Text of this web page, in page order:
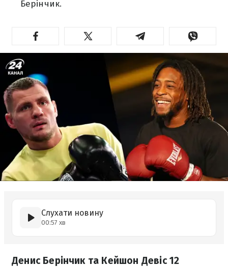
Берінчик.
Слухати новину
00:57 хв
Денис Берінчик та Кейшон Девіс 12